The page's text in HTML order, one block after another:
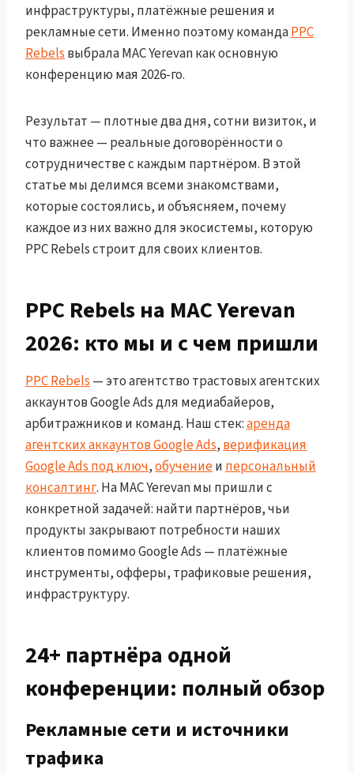
инфраструктуры, платёжные решения и
рекламные сети. Именно поэтому командаPPC
Rebels выбрала MAC Yerevan как основную
конференцию мая 2026-го.
Результат — плотные два дня, сотни визиток, и
что важнее — реальные договорённости о
сотрудничестве с каждым партнёром. В этой
статье мы делимся всеми знакомствами,
которые состоялись, и объясняем, почему
каждое из них важно для экосистемы, которую
PPC Rebels строит для своих клиентов.
PPC Rebels на MAC Yerevan
2026: кто мы и с чем пришли
PPC Rebels — это агентство трастовых агентских
аккаунтов Google Ads для медиабайеров,
арбитражников и команд. Наш стек:аренда
агентских аккаунтов Google Ads, верификация
Google Ads под ключ,обучениеи персональный
консалтинг. На MAC Yerevan мы пришли с
конкретной задачей: найти партнёров, чьи
продукты закрывают потребности наших
клиентов помимо Google Ads — платёжные
инструменты, офферы, трафиковые решения,
инфраструктуру.
24+ партнёра одной
конференции: полный обзор
Рекламные сети и источники
трафика